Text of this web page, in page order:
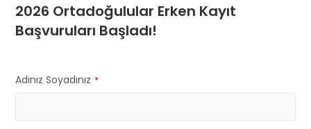
2026 Ortadoğulular Erken Kayıt
Başvuruları Başladı!
Adınız Soyadınız *